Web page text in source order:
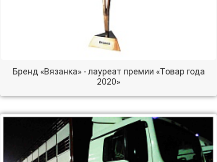
Бренд «Вязанка» - лауреат премии «Товар года
2020»